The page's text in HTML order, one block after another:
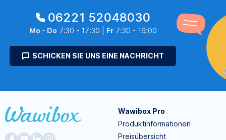
06221 52048030
Mo - Do 7:30 - 17:30 | Fr7:30 - 16:00
SCHICKEN SIE UNS EINE NACHRICHT
Wawibox Pro
Produktinformationen
Preisübersicht